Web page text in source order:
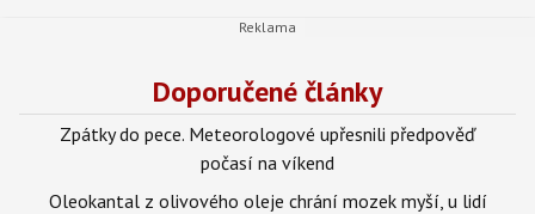
Doporučené články
Zpátky do pece. Meteorologové upřesnili předpověď
počasí na víkend
Oleokantal z olivového oleje chrání mozek myší, u lidí